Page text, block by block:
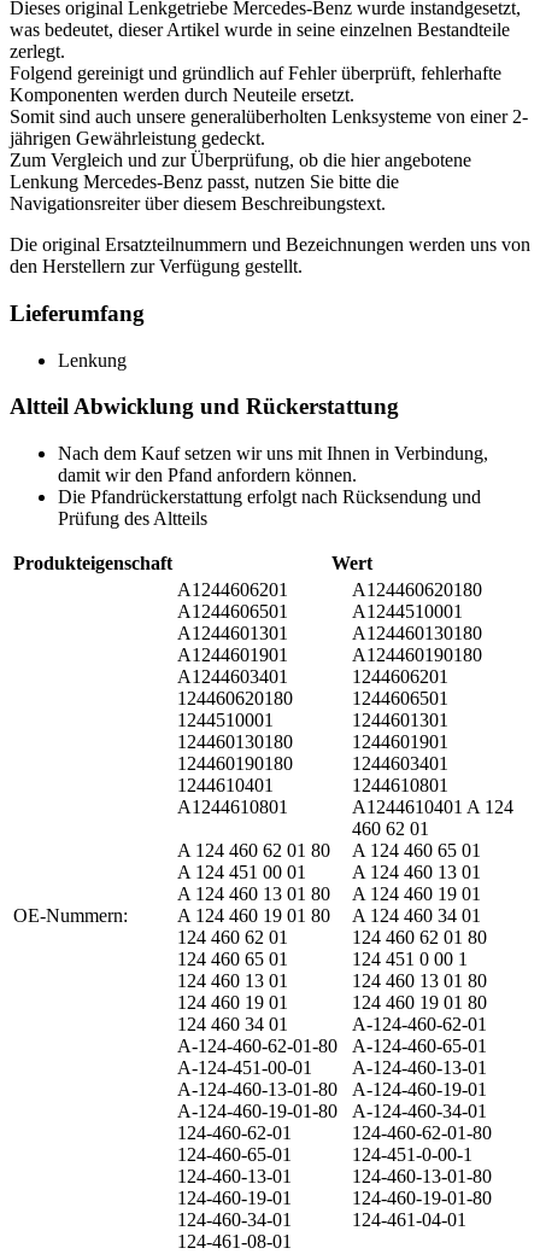
Dieses original Lenkgetriebe Mercedes-Benz wurde instandgesetzt,
was bedeutet, dieser Artikel wurde in seine einzelnen Bestandteile
zerlegt.
Folgend gereinigt und gründlich auf Fehler überprüft, fehlerhafte
Komponenten werden durch Neuteile ersetzt.
Somit sind auch unsere generalüberholten Lenksysteme von einer 2-
jährigen Gewährleistung gedeckt.
Zum Vergleich und zur Überprüfung, ob die hier angebotene
Lenkung Mercedes-Benz passt, nutzen Sie bitte die
Navigationsreiter über diesem Beschreibungstext.
Die original Ersatzteilnummern und Bezeichnungen werden uns von
den Herstellern zur Verfügung gestellt.
Lieferumfang
Lenkung
Altteil Abwicklung und Rückerstattung
Nach dem Kauf setzen wir uns mit Ihnen in Verbindung,
damit wir den Pfand anfordern können.
Die Pfandrückerstattung erfolgt nach Rücksendung und
Prüfung des Altteils
Produkteigenschaft Wert
OE-Nummern‍:
A1244606201
A124460620180
A1244606501
A1244510001
A1244601301
A124460130180
A1244601901
A124460190180
A1244603401
1244606201
124460620180
1244606501
1244510001
1244601301
124460130180
1244601901
124460190180
1244603401
1244610401
1244610801
A1244610801
A1244610401 A 124
460 62 01
A 124 460 62 01 80
A 124 460 65 01
A 124 451 00 01
A 124 460 13 01
A 124 460 13 01 80
A 124 460 19 01
A 124 460 19 01 80
A 124 460 34 01
124 460 62 01
124 460 62 01 80
124 460 65 01
124 451 0 00 1
124 460 13 01
124 460 13 01 80
124 460 19 01
124 460 19 01 80
124 460 34 01
A-124-460-62-01
A-124-460-62-01-80
A-124-460-65-01
A-124-451-00-01
A-124-460-13-01
A-124-460-13-01-80
A-124-460-19-01
A-124-460-19-01-80
A-124-460-34-01
124-460-62-01
124-460-62-01-80
124-460-65-01
124-451-0-00-1
124-460-13-01
124-460-13-01-80
124-460-19-01
124-460-19-01-80
124-460-34-01
124-461-04-01
124-461-08-01